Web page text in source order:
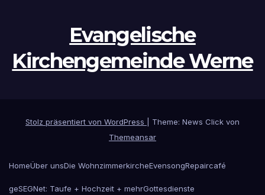
Evangelische
Kirchengemeinde Werne
Stolz präsentiert von WordPress
Theme: News Click von
Themeansar
HomeÜber unsDie WohnzimmerkircheEvensongRepaircafé
geSEGNet: Taufe + Hochzeit + mehrGottesdienste